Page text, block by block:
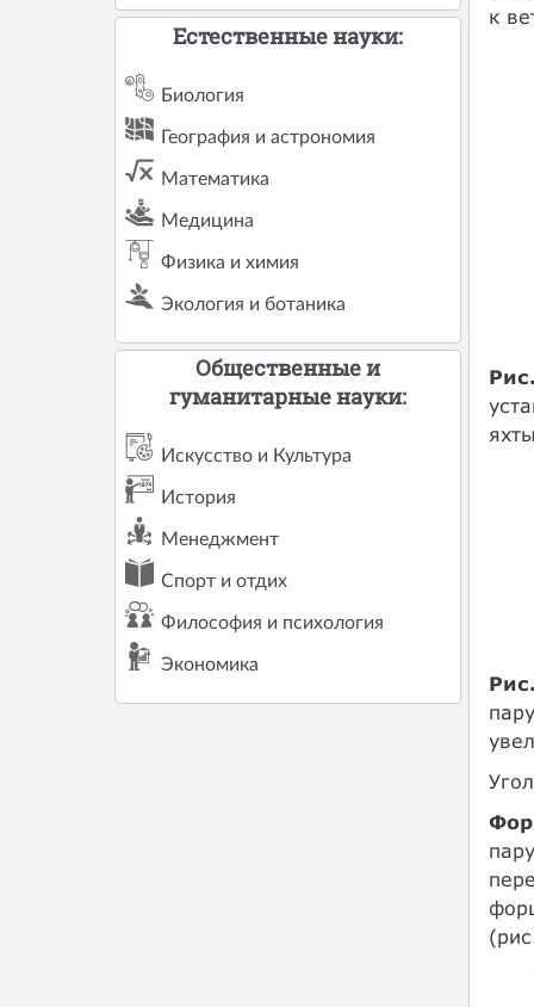
к
Естественные науки:
Биология
География и астрономия
Математика
Медицина
Физика и химия
Экология и ботаника
Общественные и
гуманитарные науки:
Искусство и Культура
История
Менеджмент
Спорт и отдих
Философия и психология
Экономика